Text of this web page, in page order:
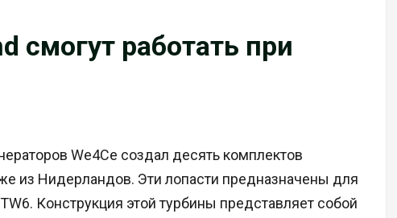
смогут работать при
We4Ce создал десять комплектов
из Нидерландов. Эти лопасти предназначены для
Конструкция этой турбины представляет собой